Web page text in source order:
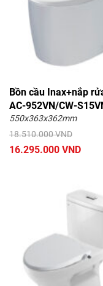
Bồn cầu Inax+nắp
AC-952VN/CW-
550x363x362mm
18.510.000 VND
16.295.000 VND